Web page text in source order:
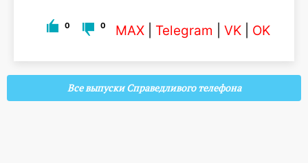
0 0 MAX Telegram VK OK
Все выпуски Справедливого телефона